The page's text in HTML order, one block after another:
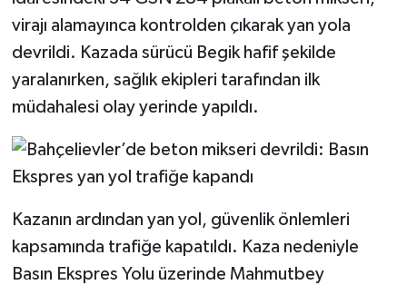
virajı alamayınca kontrolden çıkarak yan yola
devrildi. Kazada sürücü Begik hafif şekilde
yaralanırken, sağlık ekipleri tarafından ilk
müdahalesi olay yerinde yapıldı.
Kazanın ardından yan yol, güvenlik önlemleri
kapsamında trafiğe kapatıldı. Kaza nedeniyle
Basın Ekspres Yolu üzerinde Mahmutbey